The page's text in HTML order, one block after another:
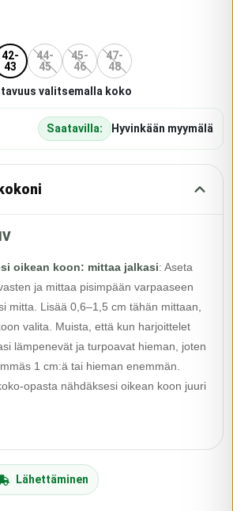
42-
43
44-
45
45-
46
47-
48
valitsemalla koko
Saatavilla: Hyvinkään myymälä
oikean koon: mittaa jalkasi: Aseta
ja mittaa pisimpään varpaaseen
mitta. Lisää 0,6–1,5 cm tähän mittaan,
valita. Muista, että kun harjoittelet
lämpenevät ja turpoavat hieman, joten
1 cm:ä tai hieman enemmän.
opasta nähdäksesi oikean koon juuri
Lähettäminen